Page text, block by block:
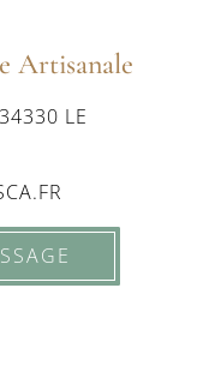
Artisanale
LE